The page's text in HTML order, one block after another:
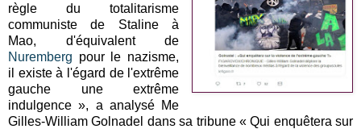
règle du totalitarisme
communiste de Staline à
Mao, d'équivalent de
Nuremberg pour le nazisme,
il existe à l'égard de l'extrême
gauche une extrême
indulgence », a analysé Me
Gilles-William Golnadel dans sa tribune « Qui enquêtera sur